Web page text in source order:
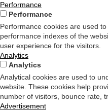
Performance
Performance
Performance cookies are used
performance indexes of the
user experience for the visitors.
Analytics
Analytics
Analytical cookies are used to
website. These cookies help
number of visitors, bounce rate,
Advertisement